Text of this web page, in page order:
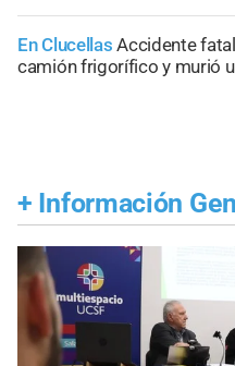
En Clucellas Accidente
camión frigorífico y murió
+ Información